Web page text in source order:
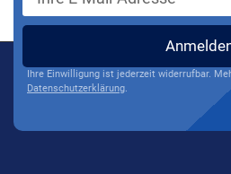
Ihre Einwilligung ist jederzeit widerrufbar.
Datenschutzerklärung.